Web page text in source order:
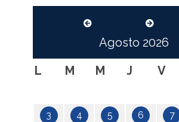
Agosto 2026
L
M M J V
3 4 5 6 7